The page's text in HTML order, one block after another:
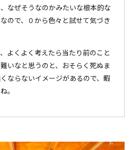
なぜそうなのかみたいな根本的な
ので、０から色々と試せて気づき
よくよく考えたら当たり前のこと
いなと思うのと、おそらく死ぬま
ならないイメージがあるので、暇
。